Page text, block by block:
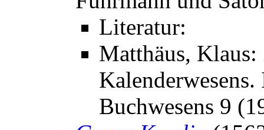
Literatur:
Matthäus, Klaus:
Buchwesens 9